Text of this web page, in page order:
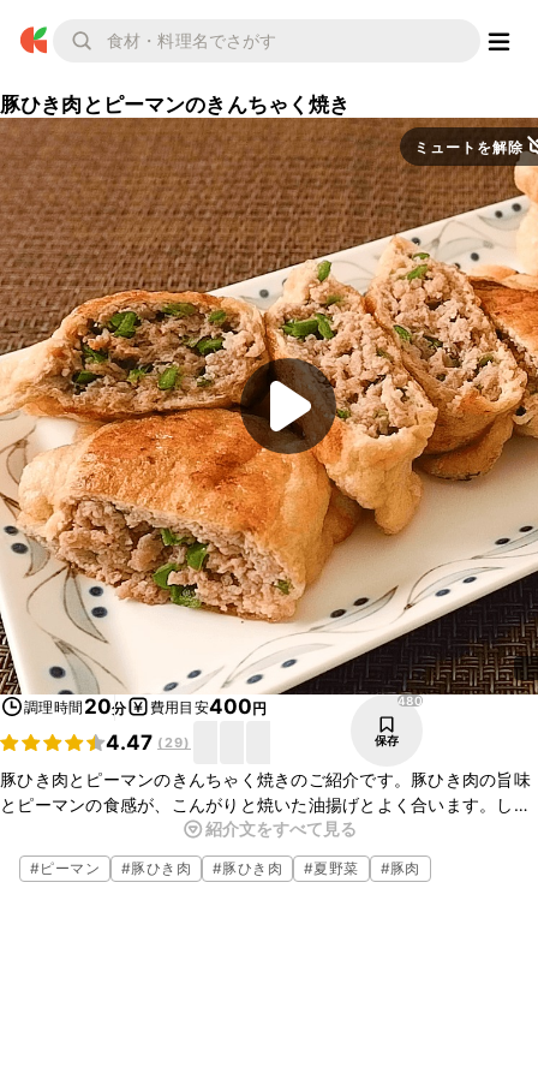
豚ひき肉とピーマンのきんちゃく焼き
ミュートを解除
調理時間 20分 費用目安400円
4.47 (29)
480
保存
豚ひき肉とピーマンのきんちゃく焼きのご紹介です。豚ひき肉の旨味
とピーマンの食感が、こんがりと焼いた油揚げとよく合います。しっ
かりと味つけをしていますので、そのままでもおいしくいただけます
よ。
紹介文をすべて見る
#ピーマン #豚ひき肉 #豚ひき肉 #夏野菜 #豚肉